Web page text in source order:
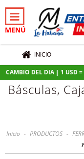
CAMBIO DEL DIA | 1 USD =
MENÚ
INICIO
Básculas,
Inicio - PRODUCTOS -